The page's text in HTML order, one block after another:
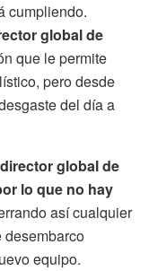
cumpliendo.
global de
que le permite
pero desde
del día a
global de
lo que no hay
así cualquier
equipo.